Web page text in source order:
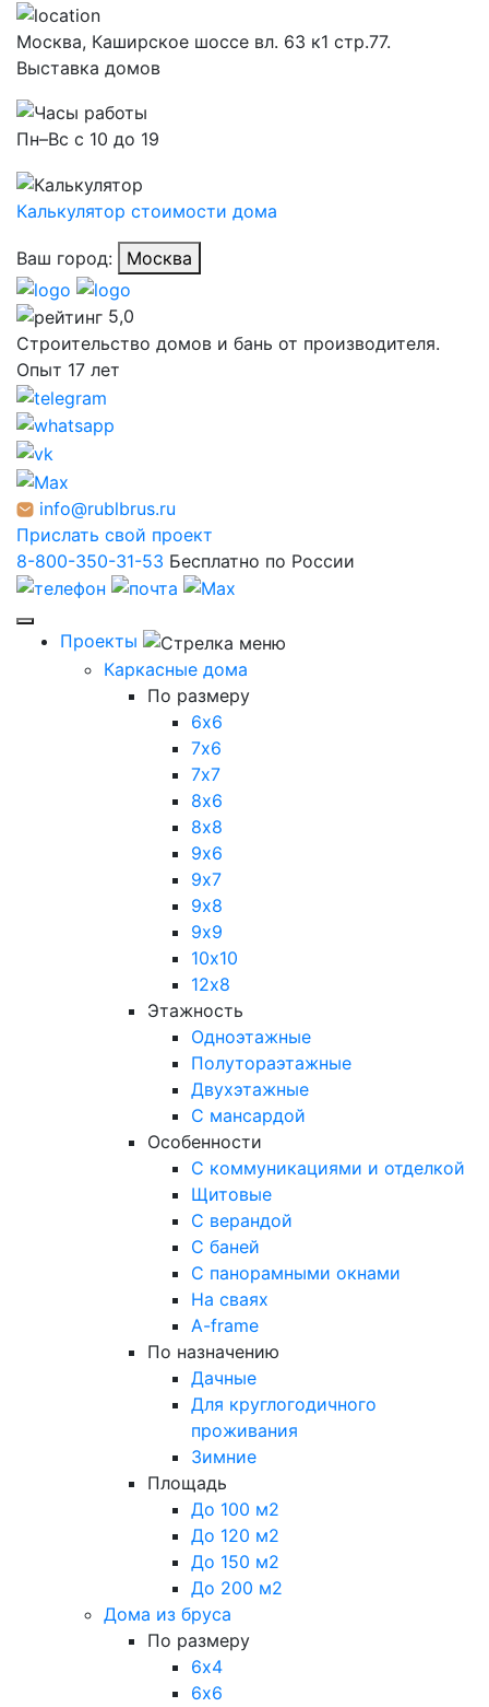
Москва, Каширское шоссе вл. 63 к1 стр.77.
Выставка домов
Пн–Вс с 10 до 19
Калькулятор стоимости дома
Ваш город: Москва
5,0
Строительство домов и бань от производителя.
Опыт 17 лет
info@rublbrus.ru
Прислать свой проект
8-800-350-31-53 Бесплатно по России
Проекты
Каркасные дома
По размеру
6х6
7х6
7х7
8х6
8х8
9х6
9х7
9х8
9х9
10х10
12х8
Этажность
Одноэтажные
Полутораэтажные
Двухэтажные
С мансардой
Особенности
С коммуникациями и отделкой
Щитовые
С верандой
С баней
С панорамными окнами
На сваях
A-frame
По назначению
Дачные
Для круглогодичного
проживания
Зимние
Площадь
До 100 м2
До 120 м2
До 150 м2
До 200 м2
Дома из бруса
По размеру
6х4
6х6